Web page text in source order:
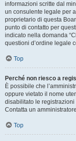
informazioni scritte dal
un consulente legale per
proprietario di questa
punto di contatto per
indicato nella domanda
questioni d’ordine legale
Top
Perché non riesco a
È possibile che
oppure vietato il nome
disabilitato le
Contatta un
Top